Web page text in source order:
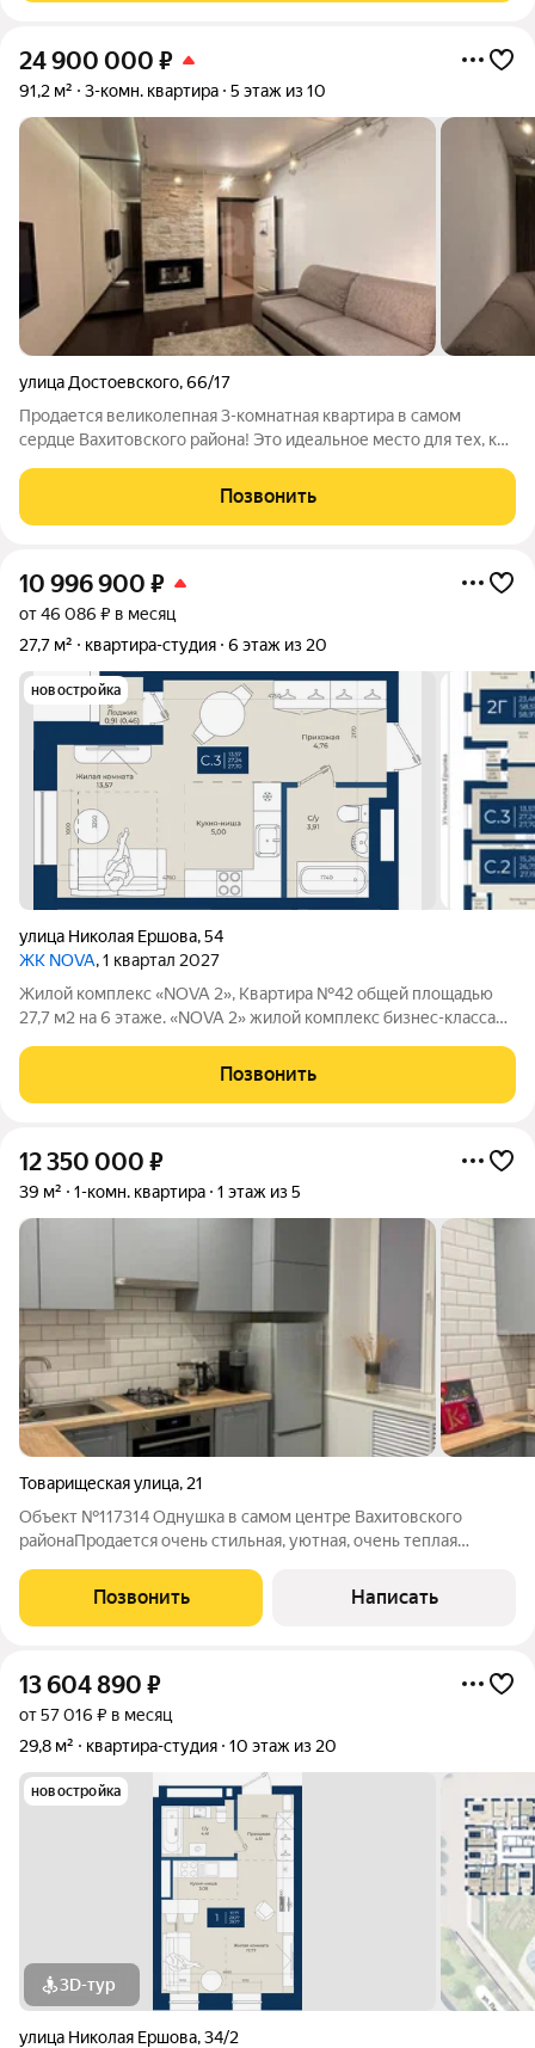
24 900 000 ₽
91,2 м² 3-комн. квартира 5 этаж из 10
улица Достоевского,66/17
Продается великолепная 3-комнатная квартира в самом
сердце Вахитовского района! Это идеальное место для тех, кто
минутах пешком от знаменитого парка Горького и в 16 минутах
до станции метро
Позвонить
10 996 900 ₽
от 46 086 ₽ в месяц
27,7 м²
квартира-студия 6 этаж из 20
новостройка
улица Николая Ершова,54
ЖК NOVA, 1 квартал 2027
Жилой комплекс «NOVA 2», Квартира №42 общей площадью
27,7 м2 на 6 этаже. «NOVA 2» жилой комплекс бизнес-клаcсa
бизнес-класса собраны в одном месте. На территории ЖК
расположены торговые галереи,
Позвонить
12 350 000 ₽
39 м² 1-комн. квартира 1 этаж из 5
Товарищеская улица, 21
Объект №117314 Однушка в самом центре Вахитовского
районаПродается очень стильная, уютная, очень теплая
продуман до мелочей. Высокий первый этаж, теплые полы.
Рядом остановки Достоевского,
Позвонить Написать
13 604 890 ₽
от 57 016 ₽ в месяц
29,8 м²
квартира-студия 10 этаж из 20
новостройка
3D-тур
улица Николая Ершова,34/2